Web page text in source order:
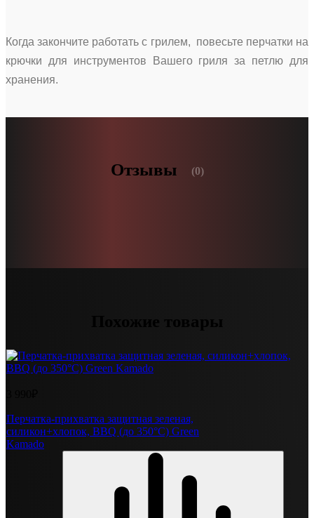
Когда закончите работать с грилем, повесьте перчатки на
крючки для инструментов Вашего гриля за петлю для
хранения.
Отзывы (0)
Перчатка-прихватка защитная зеленая,
силикон+хлопок, BBQ (до 350°С) Green
Kamado